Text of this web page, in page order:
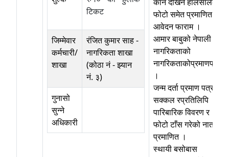
टिकट
जिम्मेवार
कर्मचारी/
शाखा
रंजित कुमार साह-
नागरिकता शाखा
(कोठा नं - झ्यान
नं. ३)
गुनासो
सुन्ने
अधिकारी
फोटो समेत प्रमाणित
आवेदन फाराम ।
आमार बाबुको नेपाली
नागरिकताको
नागरिकताकोप्रमाणपत्र
।
जन्म दर्ता प्रमाण पत्र
सक्कल रप्रतिलिपि ।
पारिबारिक विवरण र
फोटो टाँस गरेको नाता
प्रमाणित ।
स्थायी बसोबास